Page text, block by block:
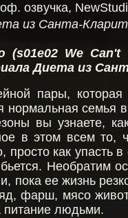
озвучка,
из Санта-
(s01e02 We
Диета из
пары,
нормальная семья
вы узнаете,
в этом всем то,
как упасть
Необратим
пока ее жизнь
фарш, мясо
питание людьми.